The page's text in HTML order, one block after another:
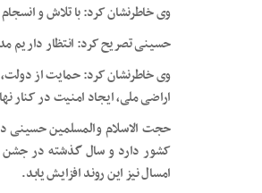
وی خاطرنشان کرد: با تلاش و انسجام به عمل آمده، برای ۱۰۰ درصد
حسینی تصریح کرد: انتظار داریم
وی خاطرنشان کرد: حمایت از دولت،
اراضی ملی، ایجاد امنیت در کنار
حجت الاسلام والمسلمین حسینی
امسال نیز این روند افزایش یابد.